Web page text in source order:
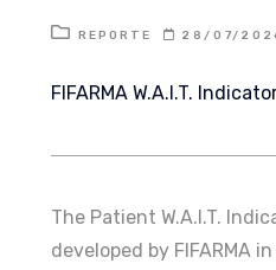
REPORTE 28/07/
FIFARMA W.A.I.T.
The Patient W.A.I.T.
developed by FIFARMA